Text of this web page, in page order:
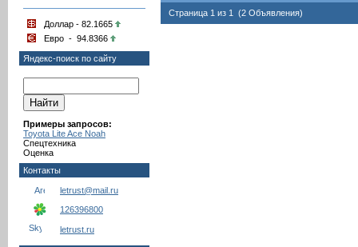
Доллар - 82.1665
Евро - 94.8366
Яндекс-поиск по сайту
Примеры запросов:
Toyota Lite Ace Noah
Спецтехника
Оценка
Контакты
letrust@mail.ru
126396800
letrust.ru
Страница 1 из 1 (2 Объявления)